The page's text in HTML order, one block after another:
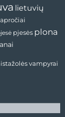
lietuvių
pjesės plona
vampyrai